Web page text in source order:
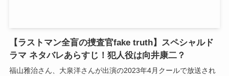
【ラストマン全盲の捜査官fake truth】スペシャルド
ラマ ネタバレあらすじ！犯人役は向井康二？
福山雅治さん、大泉洋さんが出演の2023年4月クールで放送され